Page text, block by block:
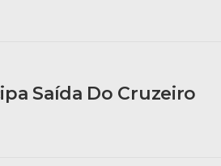
Saída Do Cruzeiro